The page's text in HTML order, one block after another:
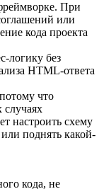
При
или
кода проекта
логику без
HTML-ответа
что
случаях
настроить схему
поднять какой-
кода, не